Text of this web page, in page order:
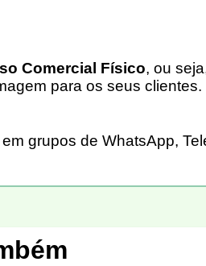
Comercial Físico, ou
para os seus clientes.
grupos de WhatsApp,